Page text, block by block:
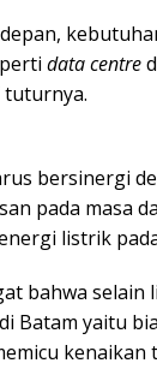
data centre
tuturnya.
bersinergi
pada masa
listrik
bahwa
Batam yaitu